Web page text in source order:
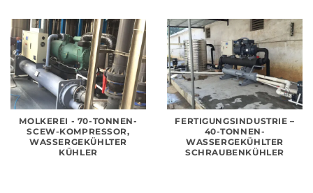
MOLKEREI - 70-TONNEN-
SCEW-KOMPRESSOR,
WASSERGEKÜHLTER
KÜHLER
FERTIGUNGSINDUSTRIE –
40-TONNEN-
WASSERGEKÜHLTER
SCHRAUBENKÜHLER